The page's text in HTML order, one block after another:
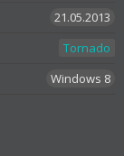
21.05.2013
Tornado
Windows 8